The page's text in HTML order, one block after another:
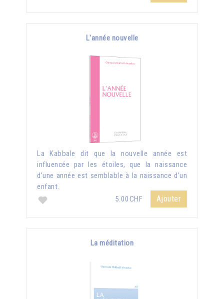
L'année nouvelle
La Kabbale dit que la nouvelle année est
influencée par les étoiles, que la naissance
d'une année est semblable à la naissance d'un
enfant.
5.00CHF
Ajouter
La méditation